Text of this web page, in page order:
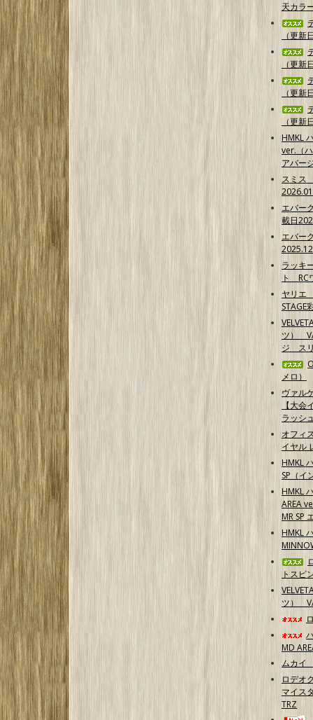
天カラ
（更新
（更新
（更新
（更新
HMKL
ver.（
アバー
スミス
エバー
載日
エバー
ラッキ
ト RC
ヤリエ
STAGE
ツ）
ジ ス
メロ）
ヴァル
【大会
ラッシ
オフィ
イヤル
HMKL
SP（イ
HMKL
AREA
MR SP
HMKL
トスピ
ツ）
MD
ムカイ
ロデオ
マイス
TRZ